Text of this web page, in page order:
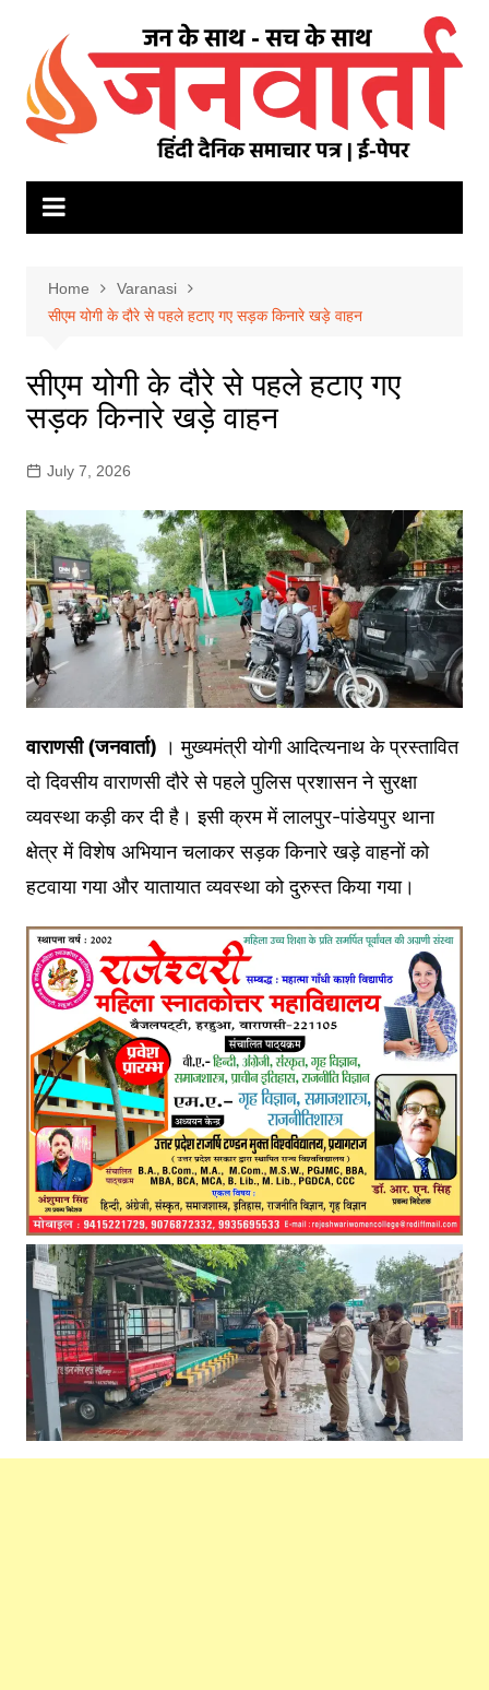
content
Home
Varanasi
सीएम योगी के दौरे से पहले हटाए गए सड़क किनारे खड़े वाहन
सीएम योगी के दौरे से पहले हटाए गए
सड़क किनारे खड़े वाहन
July 7, 2026
वाराणसी (जनवार्ता) । मुख्यमंत्री योगी आदित्यनाथ के प्रस्तावित
दो दिवसीय वाराणसी दौरे से पहले पुलिस प्रशासन ने सुरक्षा
व्यवस्था कड़ी कर दी है। इसी क्रम में लालपुर-पांडेयपुर थाना
क्षेत्र में विशेष अभियान चलाकर सड़क किनारे खड़े वाहनों को
हटवाया गया और यातायात व्यवस्था को दुरुस्त किया गया।